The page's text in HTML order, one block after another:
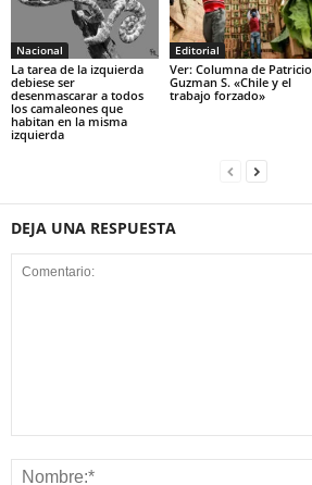
Nacional
La tarea de la izquierda
debiese ser
desenmascarar a todos
los camaleones que
habitan en la misma
izquierda
Editorial
Ver: Columna de Patricio
Guzman S. «Chile y el
trabajo forzado»
DEJA UNA RESPUESTA